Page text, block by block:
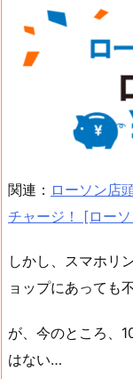
関連： ローソン店
チャージ！ [ロー
しかし、スマホリ
ョップにあっても
が、今のところ、
はない…